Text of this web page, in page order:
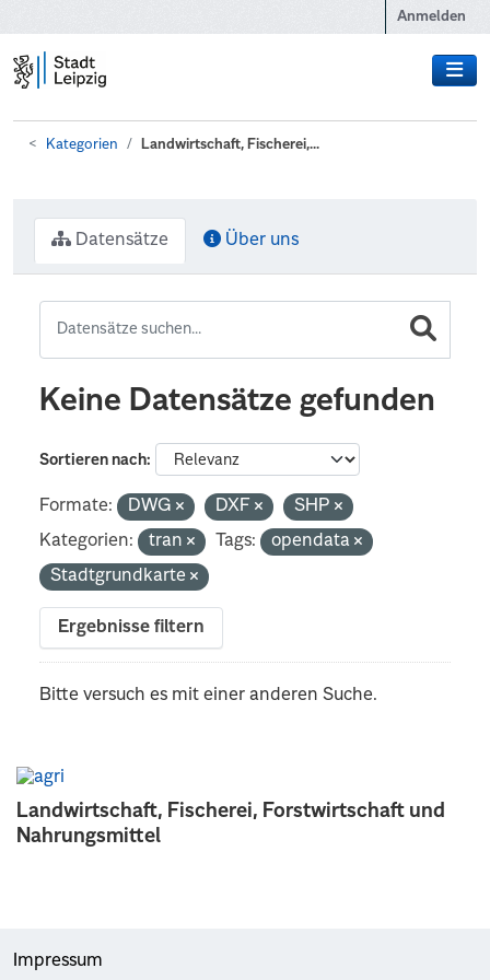
Anmelden
Kategorien Landwirtschaft, Fischerei,...
Landwirtschaft, Fischerei, Forstwirtschaft und
Nahrungsmittel
Datensätze Über uns
Keine Datensätze gefunden
Sortieren nach
Formate: DWG DXF
SHP
Kategorien:
tran Tags:
opendata
Stadtgrundkarte
Ergebnisse filtern
Bitte versuch es mit einer anderen Suche.
Impressum